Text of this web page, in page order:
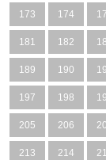
173 174
181 182
189 190
197 198
205 206
213 214